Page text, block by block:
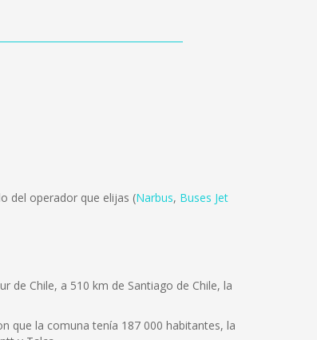
del operador que elijas (Narbus, Buses Jet
de Chile, a 510 km de Santiago de Chile, la
que la comuna tenía 187 000 habitantes, la